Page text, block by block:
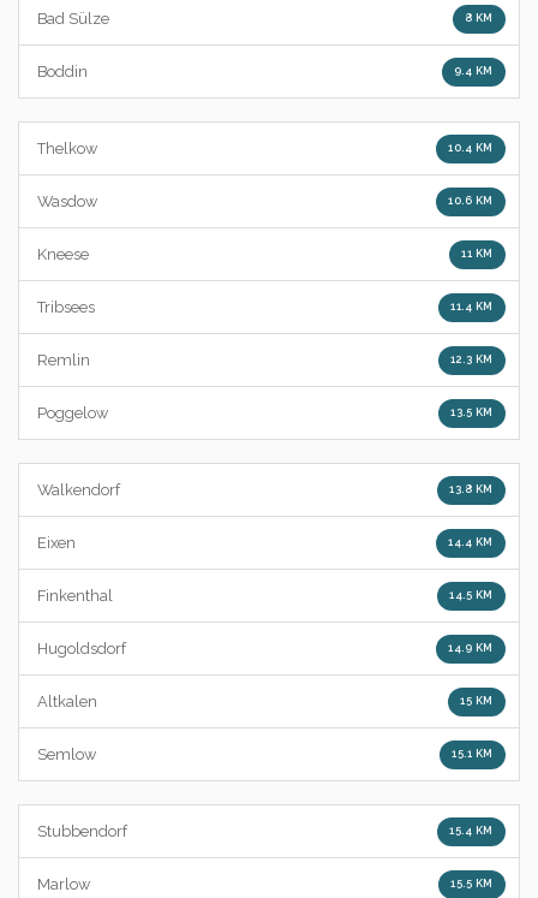
Bad Sülze 8 KM
Boddin 9.4 KM
Thelkow 10.4 KM
Wasdow 10.6 KM
Kneese 11 KM
Tribsees 11.4 KM
Remlin 12.3 KM
Poggelow 13.5 KM
Walkendorf 13.8 KM
Eixen 14.4 KM
Finkenthal 14.5 KM
Hugoldsdorf 14.9 KM
Altkalen 15 KM
Semlow 15.1 KM
Stubbendorf 15.4 KM
Marlow 15.5 KM